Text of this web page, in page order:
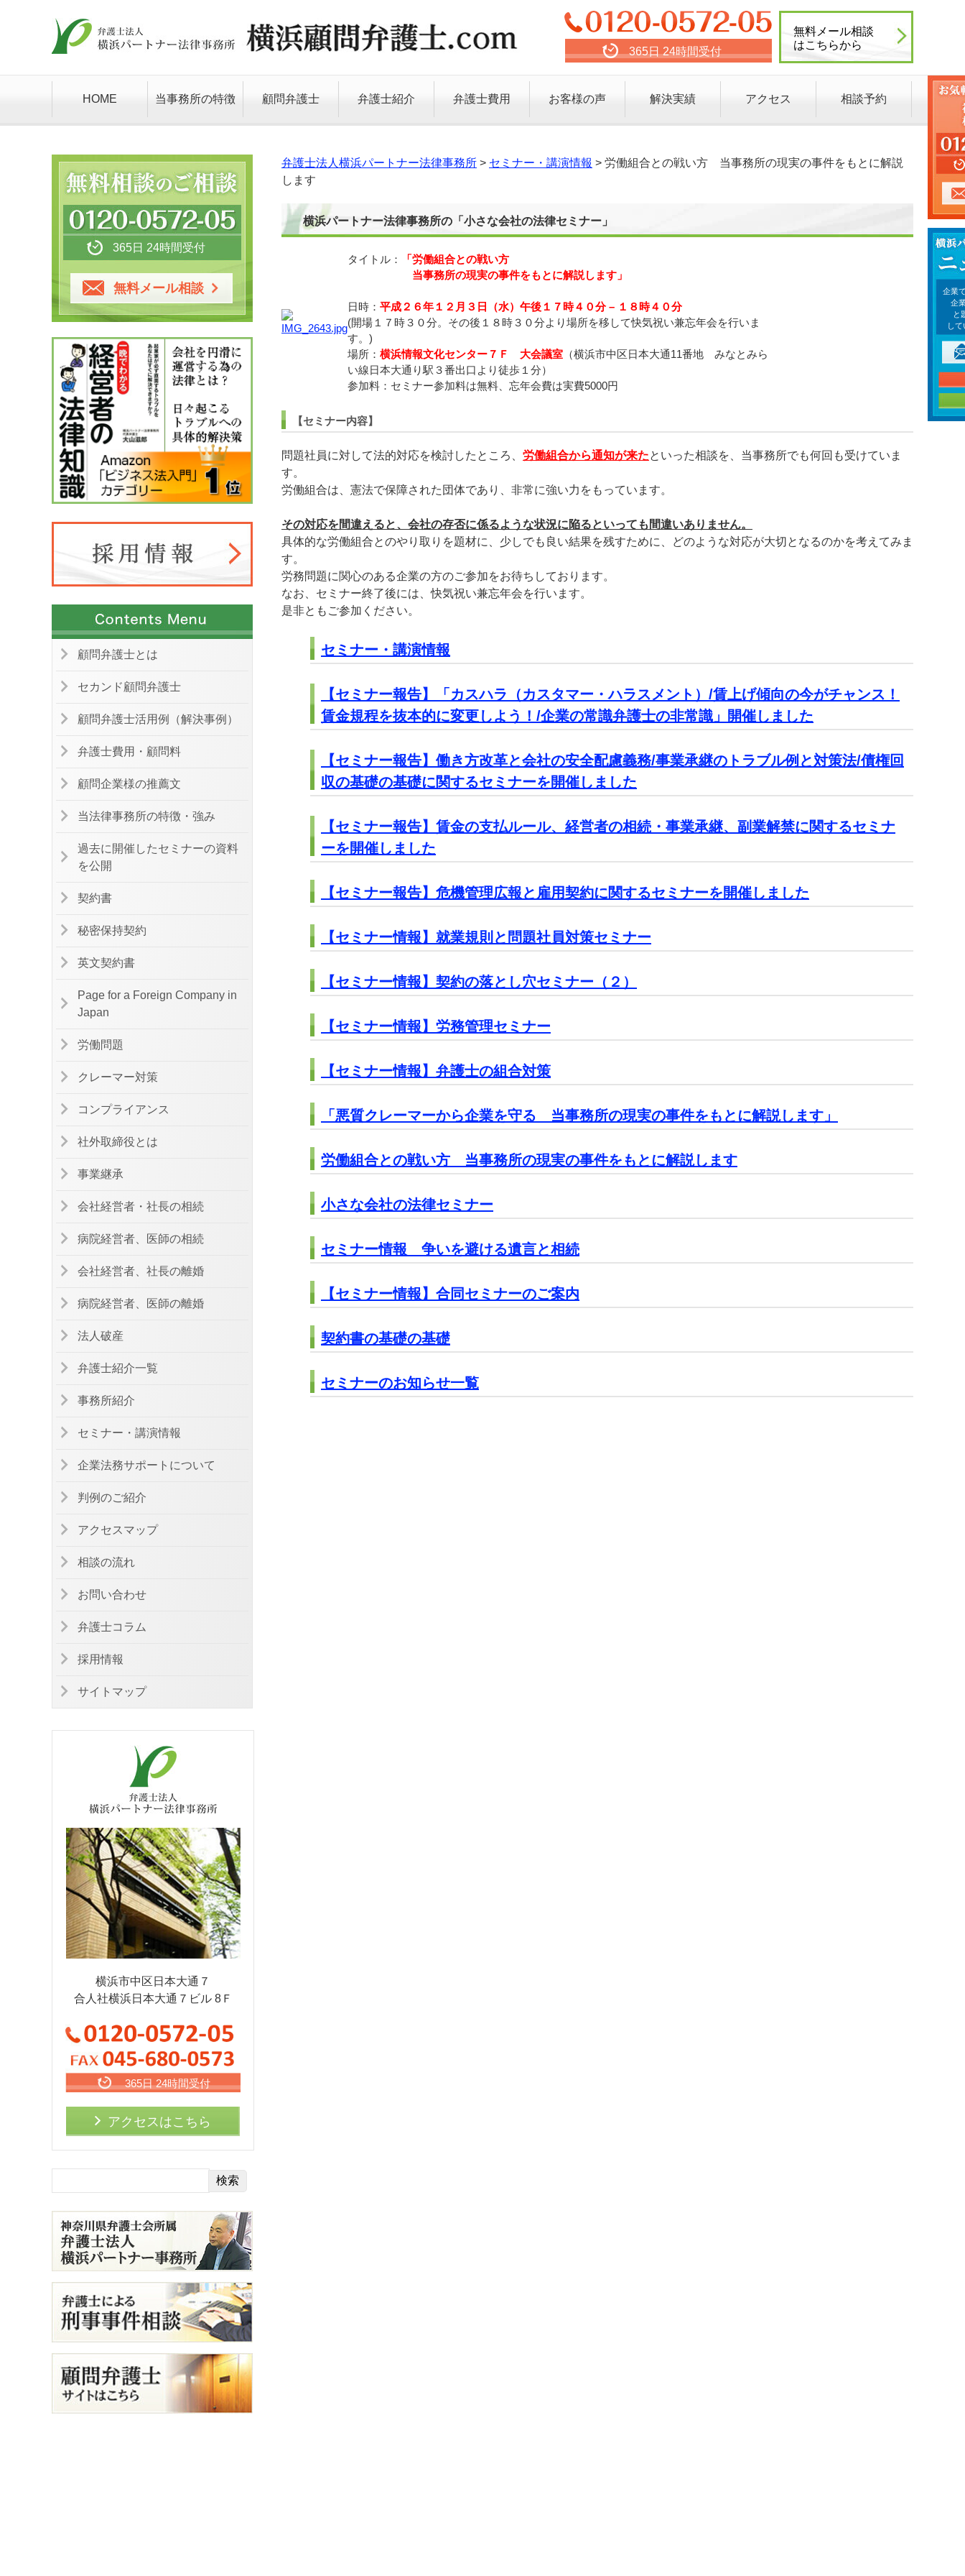
365日 24時間受付
無料メール相談
はこちらから
企業
企
と
し
HOME 当事務所の特徴 顧問弁護士 弁護士紹介 弁護士費用 お客様の声 解決実績 アクセス 相談予約
弁護士法人横浜パートナー法律事務所 > セミナー・講演情報 > 労働組合との戦い方 当事務所の現実の事件をもとに解説
します
横浜パートナー法律事務所の「小さな会社の法律セミナー」
タイトル： 「労働組合との戦い方
当事務所の現実の事件をもとに解説し ます 」
日時： 平成２６年１２月３日（水）午後１７時４０分 – １８時４０分
(開場１７時３０分。その後１８時３０分より場所を移して快気祝い兼忘年会を行いま
す。)
場所： 横浜情報文化センター７Ｆ 大会議室 （横浜市中区日本大通11番地 みなとみら
い線日本大通り駅３番出口より徒歩１分）
参加料：セミナー参加料は無料、忘年会費は実費5000円
【セミナー内容】
問題社員に対して法的対応を検討したところ、 労働組合から通知が来たといった相談を、当事務所でも何回も受けていま
す。
労働組合は、憲法で保障された団体であり、非常に強い力をもっています。
その対応を間違えると、会社の存否に係るような状況に陥るといっても間違いありません。
具体的な労働組合とのやり取りを題材に、少しでも良い結果を残すために、どのような対応が大切となるのかを考えてみま
す。
労務問題に関心のある企業の方のご参加をお待ちしております。
なお、セミナー終了後には、快気祝い兼忘年会を行います。
是非ともご参加ください。
セミナー・講演情報
【セミナー報告】「カスハラ（カスタマー・ハラスメント）/賃上げ傾向の今がチャンス！
賃金規程を抜本的に変更しよう！/企業の常識弁護士の非常識」開催しました
【セミナー報告】働き方改革と会社の安全配慮義務/事業承継のトラブル例と対策法/債権回
収の基礎の基礎に関するセミナーを開催しました
【セミナー報告】賃金の支払ルール、経営者の相続・事業承継、副業解禁に関するセミナ
ーを開催しました
【セミナー報告】危機管理広報と雇用契約に関するセミナーを開催しました
【セミナー情報】就業規則と問題社員対策セミナー
【セミナー情報】契約の落とし穴セミナー（２）
【セミナー情報】労務管理セミナー
【セミナー情報】弁護士の組合対策
「悪質クレーマーから企業を守る 当事務所の現実の事件をもとに解説します」
労働組合との戦い方 当事務所の現実の事件をもとに解説します
小さな会社の法律セミナー
セミナー情報 争いを避ける遺言と相続
【セミナー情報】合同セミナーのご案内
契約書の基礎の基礎
セミナーのお知らせ一覧
365日 24時間受付
無料メール相談
顧問弁護士とは
セカンド顧問弁護士
顧問弁護士活用例（解決事例）
弁護士費用・顧問料
顧問企業様の推薦文
当法律事務所の特徴・強み
過去に開催したセミナーの資料
を公開
契約書
秘密保持契約
英文契約書
Page for a Foreign Company in
Japan
労働問題
クレーマー対策
コンプライアンス
社外取締役とは
事業継承
会社経営者・社長の相続
病院経営者、医師の相続
会社経営者、社長の離婚
病院経営者、医師の離婚
法人破産
弁護士紹介一覧
事務所紹介
セミナー・講演情報
企業法務サポートについて
判例のご紹介
アクセスマップ
相談の流れ
お問い合わせ
弁護士コラム
採用情報
サイトマップ
横浜市中区日本大通７
合人社横浜日本大通７ビル 8Ｆ
365日 24時間受付
アクセスはこちら